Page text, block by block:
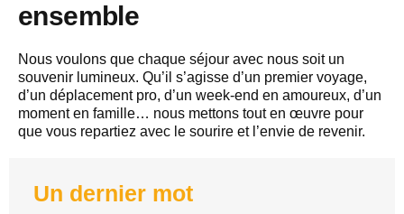
ensemble
Nous voulons que chaque séjour avec nous soit un
souvenir lumineux. Qu’il s’agisse d’un premier voyage,
d’un déplacement pro, d’un week-end en amoureux, d’un
moment en famille… nous mettons tout en œuvre pour
que vous repartiez avec le sourire et l’envie de revenir.
Un dernier mot